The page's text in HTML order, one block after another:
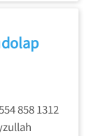
858 1312